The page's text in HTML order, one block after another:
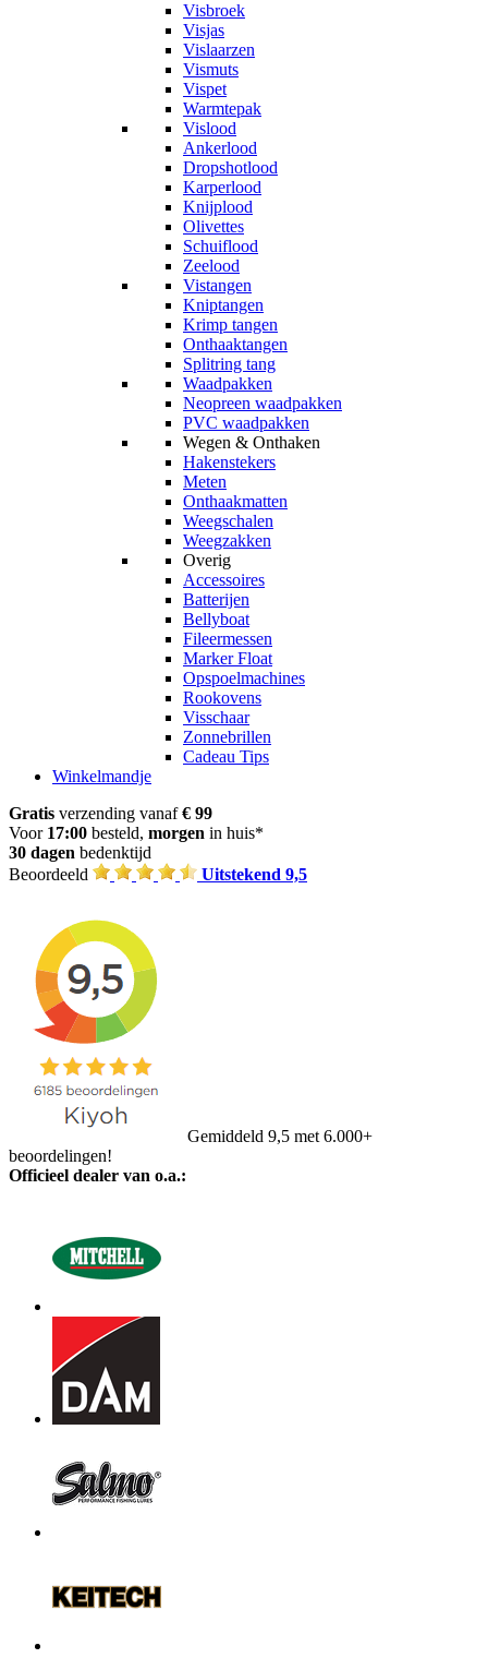
Visbroek
Visjas
Vislaarzen
Vismuts
Vispet
Warmtepak
Vislood
Ankerlood
Dropshotlood
Karperlood
Knijplood
Olivettes
Schuiflood
Zeelood
Vistangen
Kniptangen
Krimp tangen
Onthaaktangen
Splitring tang
Waadpakken
Neopreen waadpakken
PVC waadpakken
Wegen & Onthaken
Hakenstekers
Meten
Onthaakmatten
Weegschalen
Weegzakken
Overig
Accessoires
Batterijen
Bellyboat
Fileermessen
Marker Float
Opspoelmachines
Rookovens
Visschaar
Zonnebrillen
Cadeau Tips
Winkelmandje
Gratis verzending vanaf€ 99
Voor 17:00 besteld, morgen in huis*
30 dagen bedenktijd
Beoordeeld
Uitstekend 9,5
Gemiddeld 9,5 met 6.000+
beoordelingen!
Officieel dealer van o.a.: